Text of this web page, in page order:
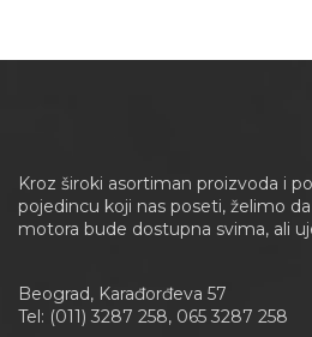
Kroz široki asortiman proizvoda i
pojedincu koji nas poseti, želimo
motora bude dostupna svima, ali
Beograd, Karađorđeva 57
Tel: (011) 3287 258, 065 3287 258